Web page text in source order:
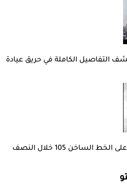
التفاصيل الكاملة في حريق عيادة
الصحة: ارتفاع الإقبال على الخط الساخن 105 خلال النصف